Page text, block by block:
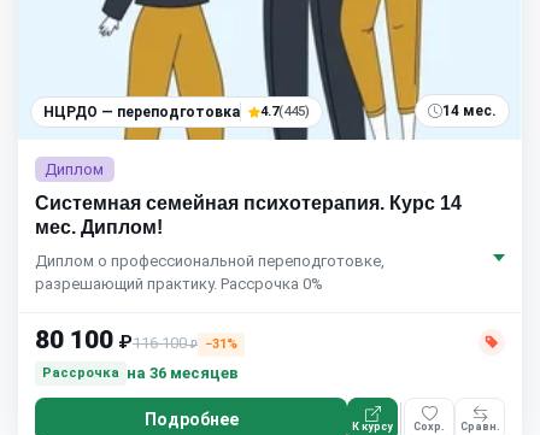
НЦРДО — переподготовка 4.7(445) 14 мес.
Диплом
Системная семейная психотерапия. Курс 14
мес. Диплом!
Диплом о профессиональной переподготовке,
разрешающий практику. Рассрочка 0%
80 100 ₽116 100₽
−31%
Рассрочка
на 36 месяцев
Подробнее К курсу Сохр. Сравн.